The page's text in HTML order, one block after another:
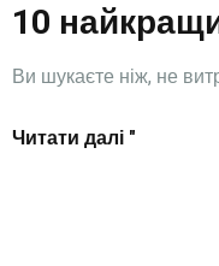
10
Ви шукаєте ніж, не
Читати далі "